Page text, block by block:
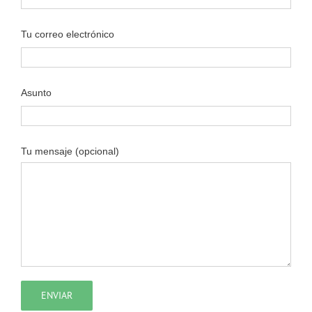
Tu correo electrónico
Asunto
Tu mensaje (opcional)